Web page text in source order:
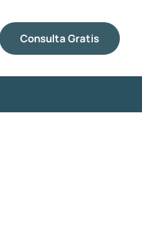
Consulta Gratis